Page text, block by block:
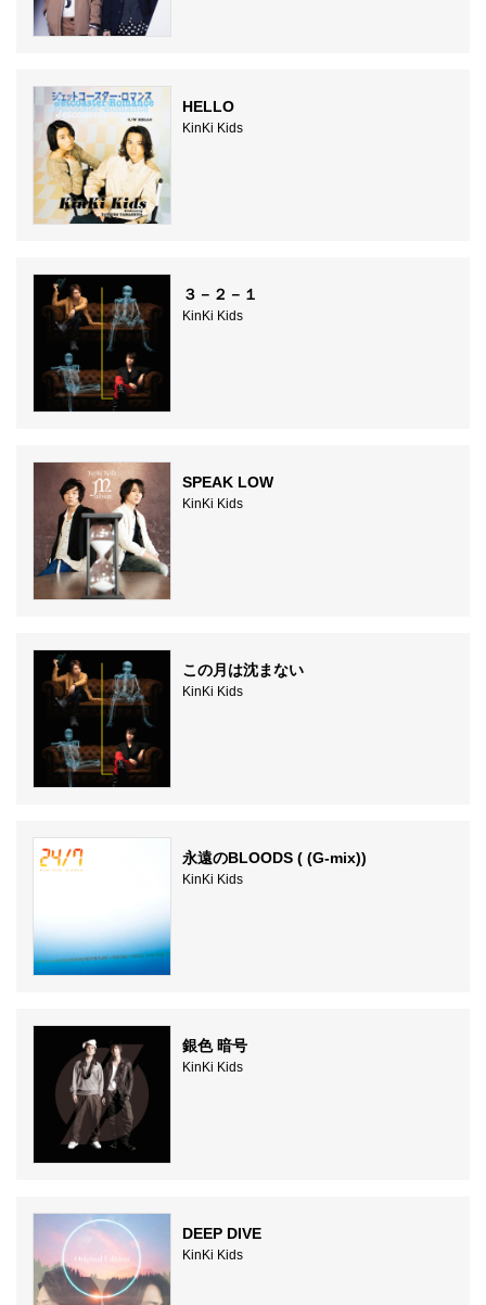
HELLO
KinKi Kids
３－２－１
KinKi Kids
SPEAK LOW
KinKi Kids
この月は沈まない
KinKi Kids
永遠のBLOODS ( (G-mix))
KinKi Kids
銀色 暗号
KinKi Kids
DEEP DIVE
KinKi Kids